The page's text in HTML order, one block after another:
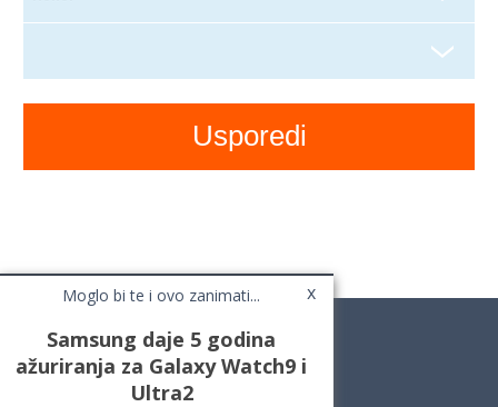
Moglo bi te i ovo zanimati... x
Samsung daje 5 godina
ažuriranja za Galaxy Watch9 i
Ultra2